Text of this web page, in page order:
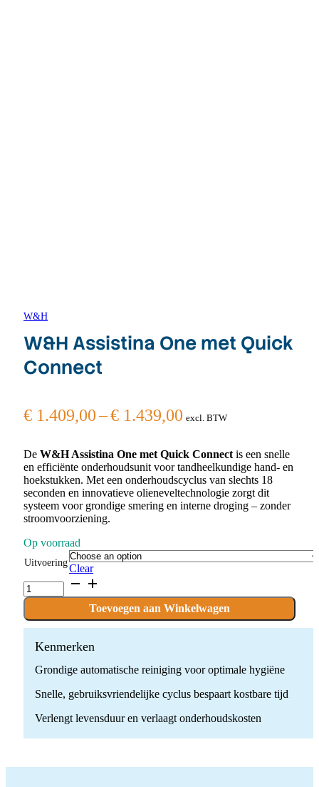
W&H
W&H Assistina One met Quick
Connect
€ 1.409,00–€ 1.439,00PRICE
€ 1.409,00
THROUGH
€ 1.439,00
excl. BTW
De W&H Assistina One met Quick Connect is een snelle
en efficiënte onderhoudsunit voor tandheelkundige hand- en
hoekstukken. Met een onderhoudscyclus van slechts 18
seconden en innovatieve olieneveltechnologie zorgt dit
systeem voor grondige smering en interne droging – zonder
stroomvoorziening.
Op voorraad
UitvoeringClear
W&H
Assistina
met
Quick
Connect
Toevoegen aan Winkelwagen
Kenmerken
Grondige automatische reiniging voor optimale hygiëne
Snelle, gebruiksvriendelijke cyclus bespaart kostbare tijd
Verlengt levensduur en verlaagt onderhoudskosten